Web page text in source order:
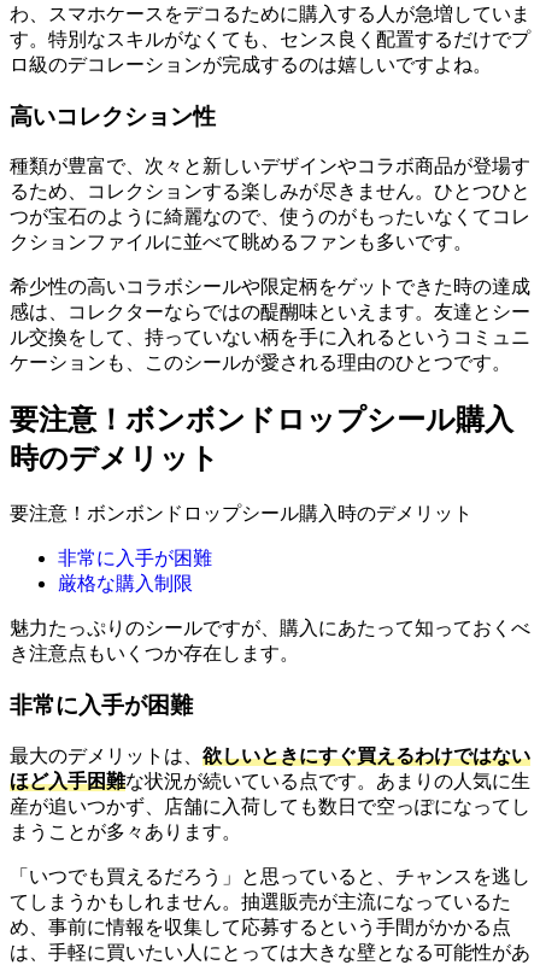
わ、スマホケースをデコるために購入する人が急増していま
す。特別なスキルがなくても、センス良く配置するだけでプ
ロ級のデコレーションが完成するのは嬉しいですよね。
高いコレクション性
種類が豊富で、次々と新しいデザインやコラボ商品が登場す
るため、コレクションする楽しみが尽きません。ひとつひと
つが宝石のように綺麗なので、使うのがもったいなくてコレ
クションファイルに並べて眺めるファンも多いです。
希少性の高いコラボシールや限定柄をゲットできた時の達成
感は、コレクターならではの醍醐味といえます。友達とシー
ル交換をして、持っていない柄を手に入れるというコミュニ
ケーションも、このシールが愛される理由のひとつです。
要注意！ボンボンドロップシール購入
時のデメリット
要注意！ボンボンドロップシール購入時のデメリット
非常に入手が困難
厳格な購入制限
魅力たっぷりのシールですが、購入にあたって知っておくべ
き注意点もいくつか存在します。
非常に入手が困難
最大のデメリットは、 欲しいときにすぐ買えるわけではない
ほど入手困難な状況が続いている点です。あまりの人気に生
産が追いつかず、店舗に入荷しても数日で空っぽになってし
まうことが多々あります。
「いつでも買えるだろう」と思っていると、チャンスを逃し
てしまうかもしれません。抽選販売が主流になっているた
め、事前に情報を収集して応募するという手間がかかる点
は、手軽に買いたい人にとっては大きな壁となる可能性があ